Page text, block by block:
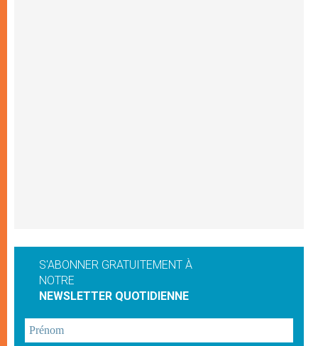
S'ABONNER GRATUITEMENT À
NOTRE
NEWSLETTER QUOTIDIENNE